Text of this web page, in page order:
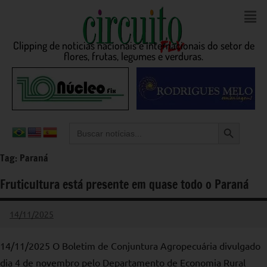
Clipping de noticias nacionais e internacionais do setor de
flores, frutas, legumes e verduras.
for:
Tag: Paraná
Fruticultura está presente em quase todo o Paraná
14/11/2025
admin
Nenhum
14/11/2025 O Boletim de Conjuntura Agropecuária divulgado
dia 4 de novembro pelo Departamento de Economia Rural